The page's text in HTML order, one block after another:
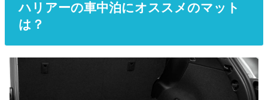
ハリアーの車中泊にオススメのマット
は？